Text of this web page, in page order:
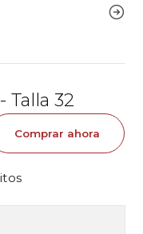
Talla 32
Comprar ahora